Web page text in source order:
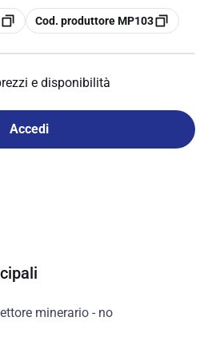
copia
Cod. produttore MP103
e disponibilità
Accedi
minerario- no